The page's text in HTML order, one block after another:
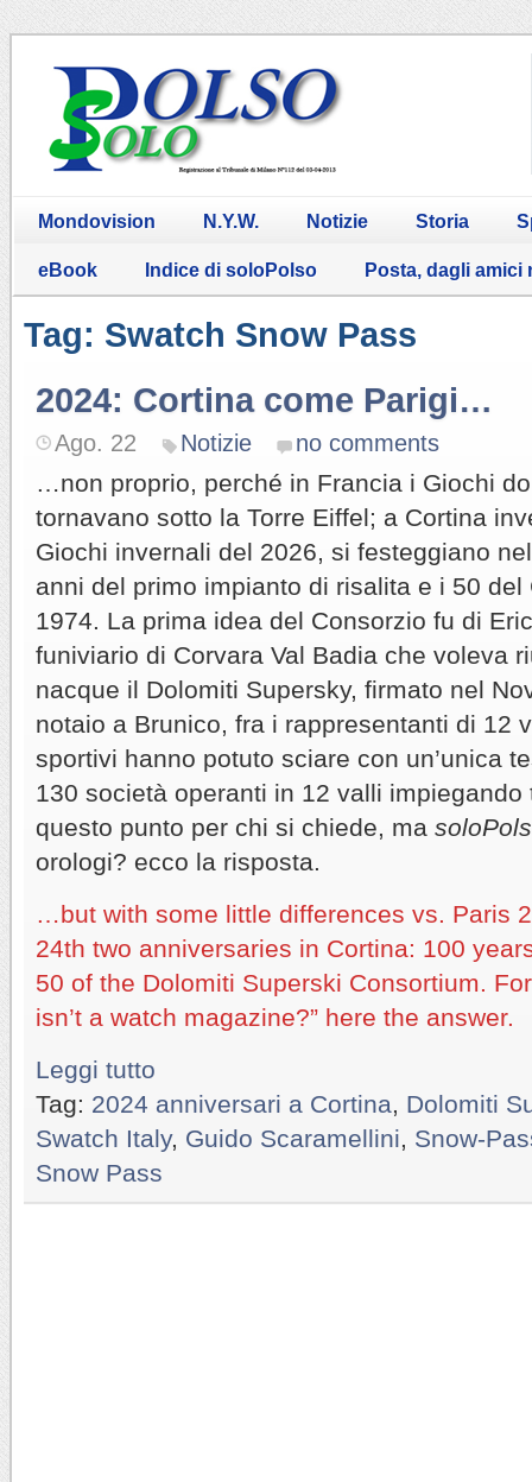
Mondovision N.Y.W. Notizie Storia
eBook Indice di soloPolso Posta, dagli amici
Tag: Swatch Snow Pass
2024: Cortina come Parigi…
Ago. 22 Notizie no comments
…non proprio, perché in Francia i Giochi
tornavano sotto la Torre Eiffel; a Cortina
Giochi invernali del 2026, si festeggiano
anni del primo impianto di risalita e i 50 del
1974. La prima idea del Consorzio fu di
funiviario di Corvara Val Badia che voleva
nacque il Dolomiti Supersky, firmato nel
notaio a Brunico, fra i rappresentanti di 12
sportivi hanno potuto sciare con un’unica
130 società operanti in 12 valli impiegando
questo punto per chi si chiede, ma
orologi? ecco la risposta.
…but with some little differences vs. Paris
24th two anniversaries in Cortina: 100
50 of the Dolomiti Superski Consortium.
isn’t a watch magazine?” here the answer.
Leggi tutto
Tag: 2024 anniversari a Cortina
Dolomiti
Swatch Italy, Guido Scaramellini
Snow-
Snow Pass